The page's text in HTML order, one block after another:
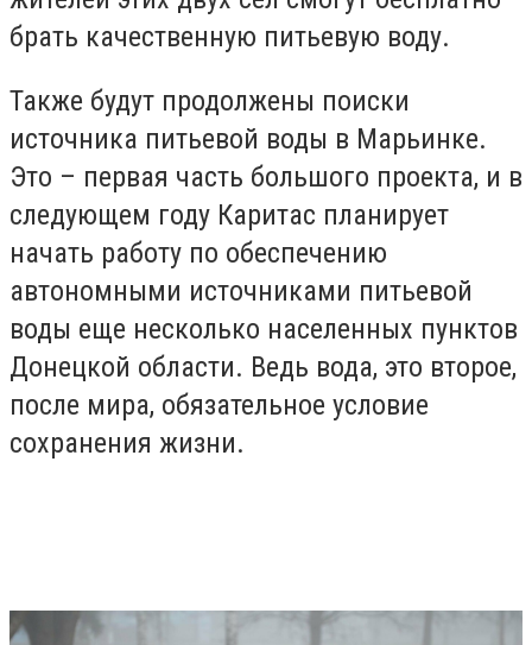
брать качественную питьевую воду.
Также будут продолжены поиски
источника питьевой воды в Марьинке.
Это – первая часть большого проекта, и в
следующем году Каритас планирует
начать работу по обеспечению
автономными источниками питьевой
воды еще несколько населенных пунктов
Донецкой области. Ведь вода, это второе,
после мира, обязательное условие
сохранения жизни.